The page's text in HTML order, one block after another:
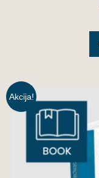
Akcija!